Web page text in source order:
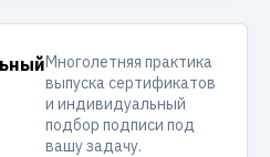
Многолетняя практика
выпуска сертификатов
и индивидуальный
подбор подписи под
вашу задачу.